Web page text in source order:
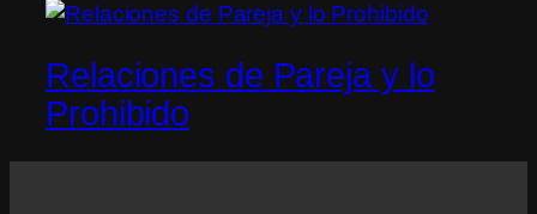
Relaciones de Pareja y lo
Prohibido